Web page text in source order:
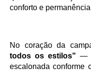
conforto e
No coração da
todos os estilos" —
escalonada conforme